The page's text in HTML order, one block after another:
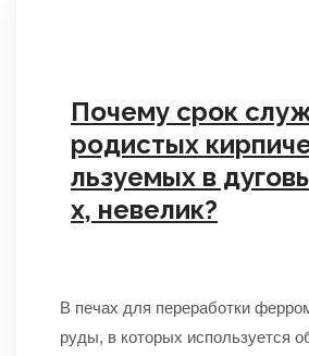
Почему срок
родистых
льзуемых в
х, невелик?
В печах для переработки
руды, в которых используется